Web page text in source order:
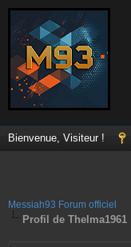
Bienvenue, Visiteur !
Messiah93 Forum officiel
Profil de Thelma1961